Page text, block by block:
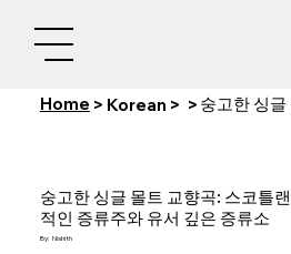
Home > Korean > > 숭고한 싱
숭고한 싱글 몰트 교향곡: 스코틀
적인 증류주와 유서 깊은 증류소
By: Nishith